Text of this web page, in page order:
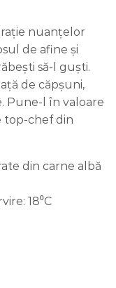
nuanțelor
de afine și
să-l guști.
de căpșuni,
Pune-l în valoare
top-chef din
din carne albă
18⁰C